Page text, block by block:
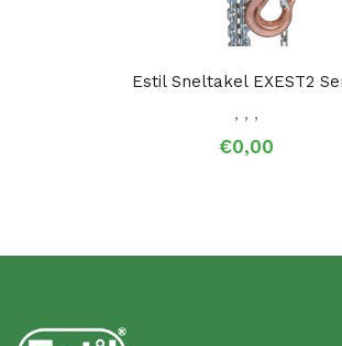
Estil Sneltakel EXEST2
, , ,
€0,00